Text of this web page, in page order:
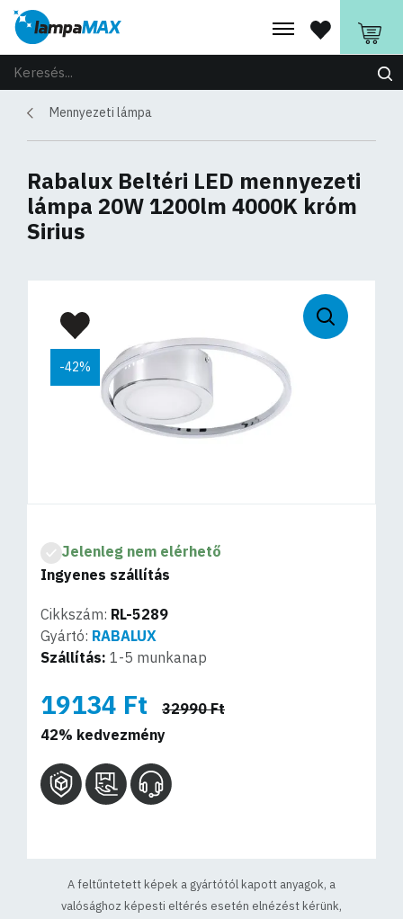
Mennyezeti lámpa
Rabalux Beltéri LED mennyezeti
lámpa 20W 1200lm 4000K króm
Sirius
-42%
Jelenleg nem elérhető
Ingyenes szállítás
Cikkszám: RL-5289
Gyártó: RABALUX
Szállítás: 1-5 munkanap
19134 Ft
32990 Ft
42% kedvezmény
A feltűntetett képek a gyártótól kapott anyagok, a
valósághoz képesti eltérés esetén elnézést kérünk,